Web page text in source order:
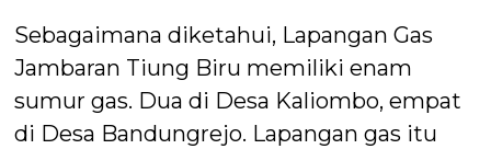
Sebagaimana diketahui, Lapangan Gas
Jambaran Tiung Biru memiliki enam
sumur gas. Dua di Desa Kaliombo, empat
di Desa Bandungrejo. Lapangan gas itu